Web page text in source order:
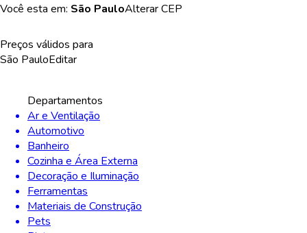
Você esta em: São PauloAlterarCEP
Preços válidos para
São PauloEditar
Departamentos
Ar e Ventilação
Automotivo
Banheiro
Cozinha e Área Externa
Decoração e Iluminação
Ferramentas
Materiais de Construção
Pets